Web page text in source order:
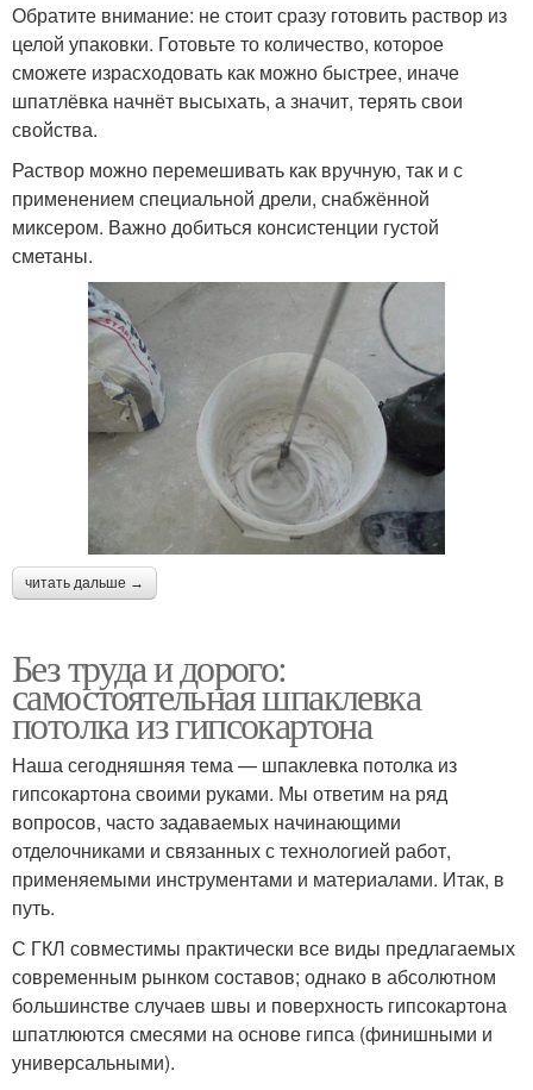
Обратите внимание: не стоит сразу готовить раствор из
целой упаковки. Готовьте то количество, которое
сможете израсходовать как можно быстрее, иначе
шпатлёвка начнёт высыхать, а значит, терять свои
свойства.
Раствор можно перемешивать как вручную, так и с
применением специальной дрели, снабжённой
миксером. Важно добиться консистенции густой
сметаны.
читать дальше →
Без труда и дорого:
самостоятельная шпаклевка
потолка из гипсокартона
Наша сегодняшняя тема — шпаклевка потолка из
гипсокартона своими руками. Мы ответим на ряд
вопросов, часто задаваемых начинающими
отделочниками и связанных с технологией работ,
применяемыми инструментами и материалами. Итак, в
путь.
С ГКЛ совместимы практически все виды предлагаемых
современным рынком составов; однако в абсолютном
большинстве случаев швы и поверхность гипсокартона
шпатлюются смесями на основе гипса (финишными и
универсальными).